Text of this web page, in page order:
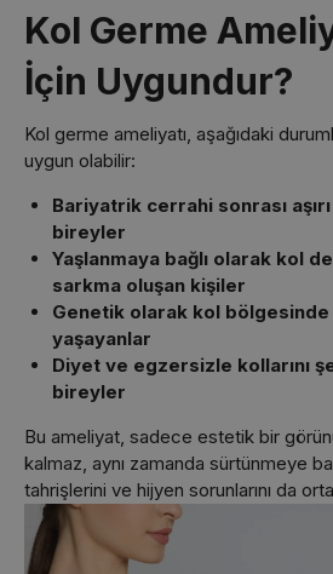
Kol Germe
İçin Uygundur?
Kol germe ameliyatı, aşağıdaki
uygun olabilir:
Bariyatrik cerrahi sonrası
bireyler
Yaşlanmaya bağlı olarak kol
sarkma oluşan kişiler
Genetik olarak kol
yaşayanlar
Diyet ve egzersizle kollarını
bireyler
Bu ameliyat, sadece estetik bir
kalmaz, aynı zamanda sürtünmeye
tahrişlerini ve hijyen sorunlarını da